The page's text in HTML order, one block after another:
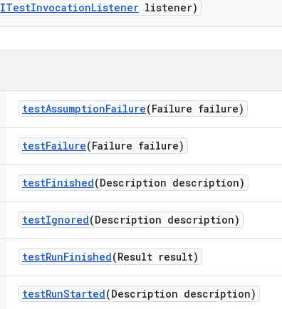
ITestInvocationListener listener)
testAssumptionFailure(Failure failure)
testFailure(Failure failure)
testFinished(Description description)
testIgnored(Description description)
testRunFinished(Result result)
testRunStarted(Description description)